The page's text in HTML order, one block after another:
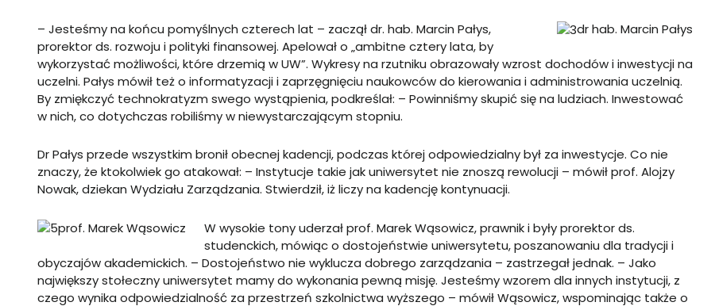
dr hab. Marcin Pałys
– Jesteśmy na końcu pomyślnych czterech lat – zaczął dr. hab. Marcin Pałys,
prorektor ds. rozwoju i polityki finansowej. Apelował o „ambitne cztery lata, by
wykorzystać możliwości, które drzemią w UW”. Wykresy na rzutniku obrazowały wzrost dochodów i inwestycji na
uczelni. Pałys mówił też o informatyzacji i zaprzęgnięciu naukowców do kierowania i administrowania uczelnią.
By zmiękczyć technokratyzm swego wystąpienia, podkreślał: – Powinniśmy skupić się na ludziach. Inwestować
w nich, co dotychczas robiliśmy w niewystarczającym stopniu.
Dr Pałys przede wszystkim bronił obecnej kadencji, podczas której odpowiedzialny był za inwestycje. Co nie
znaczy, że ktokolwiek go atakował: – Instytucje takie jak uniwersytet nie znoszą rewolucji – mówił prof. Alojzy
Nowak, dziekan Wydziału Zarządzania. Stwierdził, iż liczy na kadencję kontynuacji.
prof. Marek Wąsowicz
W wysokie tony uderzał prof. Marek Wąsowicz, prawnik i były prorektor ds.
studenckich, mówiąc o dostojeństwie uniwersytetu, poszanowaniu dla tradycji i
obyczajów akademickich. – Dostojeństwo nie wyklucza dobrego zarządzania – zastrzegał jednak. – Jako
największy stołeczny uniwersytet mamy do wykonania pewną misję. Jesteśmy wzorem dla innych instytucji, z
czego wynika odpowiedzialność za przestrzeń szkolnictwa wyższego – mówił Wąsowicz, wspominając także o